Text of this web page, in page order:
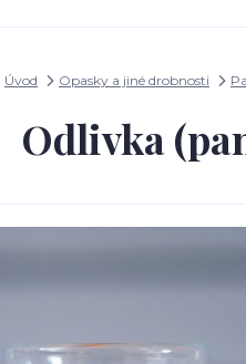
Úvod Opasky a jiné drobnosti
Odlivka